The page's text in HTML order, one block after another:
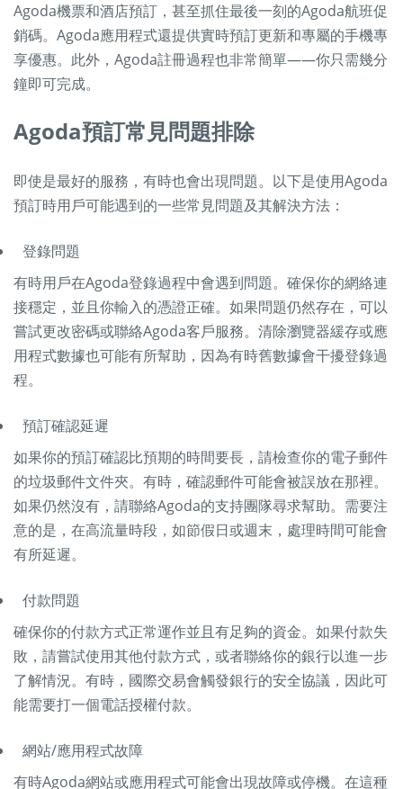
Agoda機票和酒店預訂，甚至抓住最後一刻的Agoda航班促
銷碼。Agoda應用程式還提供實時預訂更新和專屬的手機專
享優惠。此外，Agoda註冊過程也非常簡單——你只需幾分
鐘即可完成。
Agoda預訂常見問題排除
即使是最好的服務，有時也會出現問題。以下是使用Agoda
預訂時用戶可能遇到的一些常見問題及其解決方法：
登錄問題
有時用戶在Agoda登錄過程中會遇到問題。確保你的網絡連
接穩定，並且你輸入的憑證正確。如果問題仍然存在，可以
嘗試更改密碼或聯絡Agoda客戶服務。清除瀏覽器緩存或應
用程式數據也可能有所幫助，因為有時舊數據會干擾登錄過
程。
預訂確認延遲
如果你的預訂確認比預期的時間要長，請檢查你的電子郵件
的垃圾郵件文件夾。有時，確認郵件可能會被誤放在那裡。
如果仍然沒有，請聯絡Agoda的支持團隊尋求幫助。需要注
意的是，在高流量時段，如節假日或週末，處理時間可能會
有所延遲。
付款問題
確保你的付款方式正常運作並且有足夠的資金。如果付款失
敗，請嘗試使用其他付款方式，或者聯絡你的銀行以進一步
了解情況。有時，國際交易會觸發銀行的安全協議，因此可
能需要打一個電話授權付款。
網站/應用程式故障
有時Agoda網站或應用程式可能會出現故障或停機。在這種